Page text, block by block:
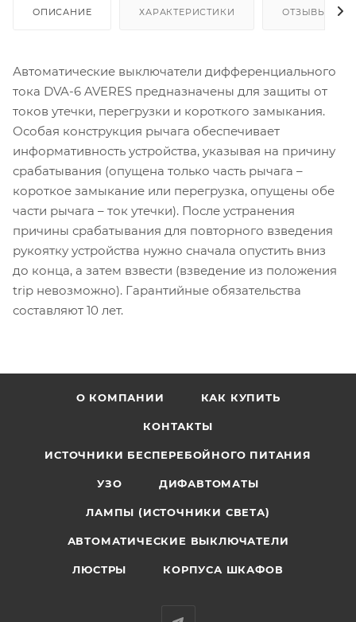
ОПИСАНИЕ ХАРАКТЕРИСТИКИ ОТЗЫВЫ
Автоматические выключатели дифференциального
тока DVA-6 AVERES предназначены для защиты от
токов утечки, перегрузки и короткого замыкания.
Особая конструкция рычага обеспечивает
информативность устройства, указывая на причину
срабатывания (опущена только часть рычага –
короткое замыкание или перегрузка, опущены обе
части рычага – ток утечки). После устранения
причины срабатывания для повторного взведения
рукоятку устройства нужно сначала опустить вниз
до конца, а затем взвести (взведение из положения
trip невозможно). Гарантийные обязательства
составляют 10 лет.
О КОМПАНИИ КАК КУПИТЬ
КОНТАКТЫ
ИСТОЧНИКИ БЕСПЕРЕБОЙНОГО ПИТАНИЯ
УЗО ДИФАВТОМАТЫ
ЛАМПЫ (ИСТОЧНИКИ СВЕТА)
АВТОМАТИЧЕСКИЕ ВЫКЛЮЧАТЕЛИ
ЛЮСТРЫ КОРПУСА ШКАФОВ